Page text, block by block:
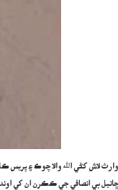
لاش کڻي الله والا چوڪ ۽
بي انصافي جي ڪڪرن ان کي